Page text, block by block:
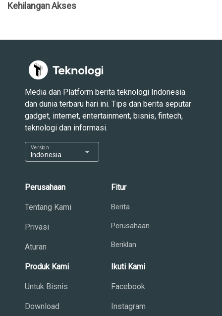
Kehilangan Akses
Media dan Platform berita teknologi Indonesia
dan dunia terbaru hari ini. Tips dan berita seputar
gadget, internet, entertainment, bisnis, fintech,
teknologi dan informasi.
Indonesia
Version arrow_drop_down
Perusahaan
Tentang Kami
Privasi
Aturan
Fitur
Berita
Perusahaan
Beriklan
Produk Kami
Untuk Bisnis
Download
Ikuti Kami
Facebook
Instagram